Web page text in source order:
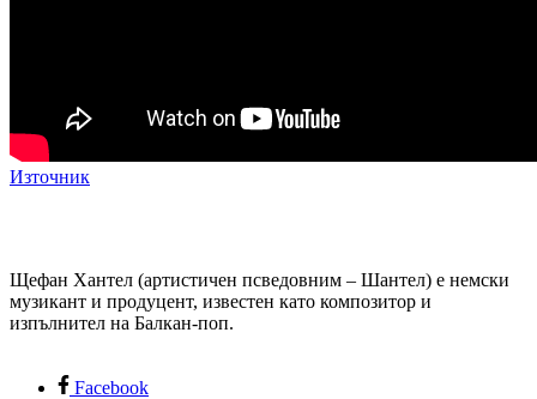
Източник
Щефан Хантел (артистичен псведовним – Шантел) е немски
музикант и продуцент, известен като композитор и
изпълнител на Балкан-поп.
Facebook